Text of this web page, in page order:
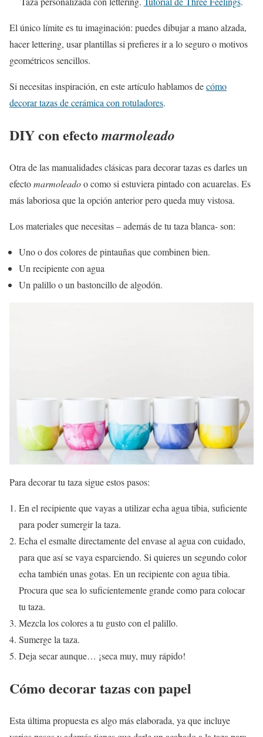
El único límite es tu imaginación: puedes dibujar a mano alzada,
hacer lettering, usar plantillas si prefieres ir a lo seguro o motivos
geométricos sencillos.
Si necesitas inspiración, en este artículo hablamos decómo
decorar tazas de cerámica con rotuladores.
DIY con efectomarmoleado
Otra de las manualidades clásicas para decorar tazas es darles un
efectomarmoleadoo como si estuviera pintado con acuarelas. Es
más laboriosa que la opción anterior pero queda muy vistosa.
Los materiales que necesitas – además de tu taza blanca- son:
Uno o dos colores de pintauñas que combinen bien.
Un recipiente con agua
Un palillo o un bastoncillo de algodón.
Para decorar tu taza sigue estos pasos:
En el recipiente que vayas a utilizar echa agua tibia, suficiente
para poder sumergir la taza.
Echa el esmalte directamente del envase al agua con cuidado,
para que así se vaya esparciendo. Si quieres un segundo color
echa también unas gotas. En un recipiente con agua tibia.
Procura que sea lo suficientemente grande como para colocar
tu taza.
Mezcla los colores a tu gusto con el palillo.
Sumerge la taza.
Deja secar aunque… ¡seca muy, muy rápido!
Cómo decorar tazas con papel
Esta última propuesta es algo más elaborada, ya que incluye